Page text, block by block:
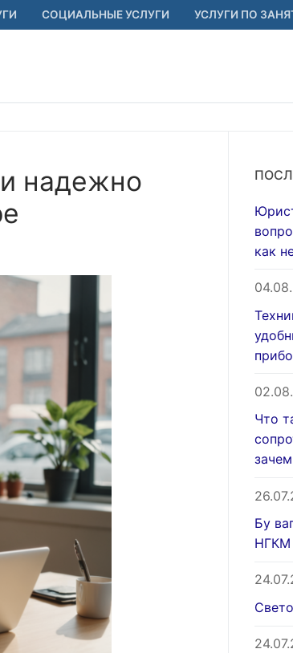
СОЦИАЛЬНЫЕ УСЛУГИ УСЛУГИ ПО
надежно
как
Что
Бу
НГКМ